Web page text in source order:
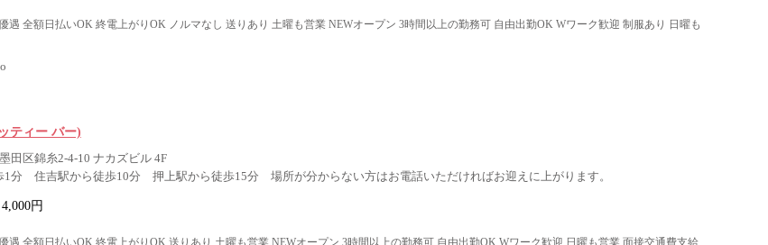
遇 全額日払いOK 終電上がりOK ノルマなし 送りあり 土曜も営業 NEWオープン 3時間以上の勤務可 自由出勤OK Wワーク歓迎 制服あり 日曜も
ティー バー)
田区錦糸2-4-10 ナカズビル 4F
1分 住吉駅から徒歩10分 押上駅から徒歩15分 場所が分からない方はお電話いただければお迎えに上がります。
4,000円
遇 全額日払いOK 終電上がりOK 送りあり 土曜も営業 NEWオープン 3時間以上の勤務可 自由出勤OK Wワーク歓迎 日曜も営業 面接交通費支給